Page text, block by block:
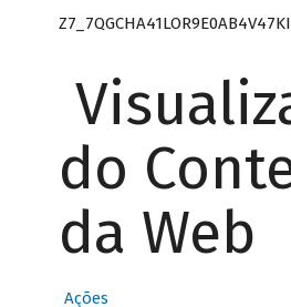
do
da Web
Ações